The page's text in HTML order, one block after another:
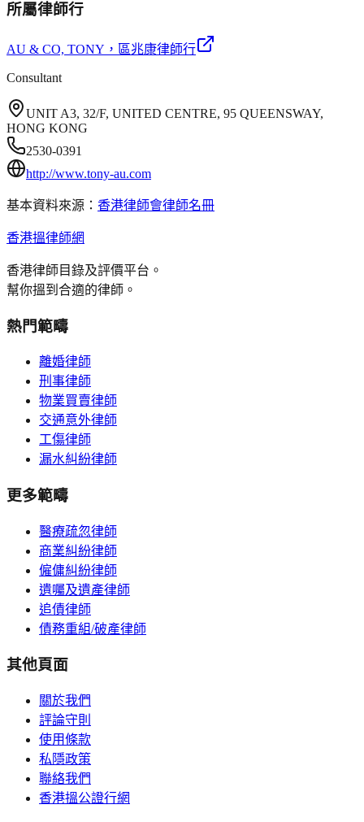
所屬律師行
AU & CO, TONY ，區兆康律師行
Consultant
UNIT A3, 32/F, UNITED CENTRE, 95 QUEENSWAY,
HONG KONG
2530-0391
http://www.tony-au.com
基本資料來源： 香港律師會律師名冊
香港搵律師網
香港律師目錄及評價平台。
幫你搵到合適的律師。
熱門範疇
離婚律師
刑事律師
物業買賣律師
交通意外律師
工傷律師
漏水糾紛律師
更多範疇
醫療疏忽律師
商業糾紛律師
僱傭糾紛律師
遺囑及遺產律師
追債律師
債務重組/破產律師
其他頁面
關於我們
評論守則
使用條款
私隱政策
聯絡我們
香港搵公證行網